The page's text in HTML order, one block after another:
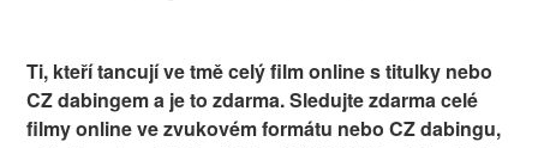
Ti, kteří tancují ve tmě celý film online s titulky nebo
CZ dabingem a je to zdarma. Sledujte zdarma celé
filmy online ve zvukovém formátu nebo CZ dabingu,